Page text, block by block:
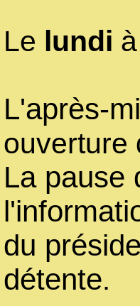
Le lundi
L'après-
ouverture
La pause
du
détente.